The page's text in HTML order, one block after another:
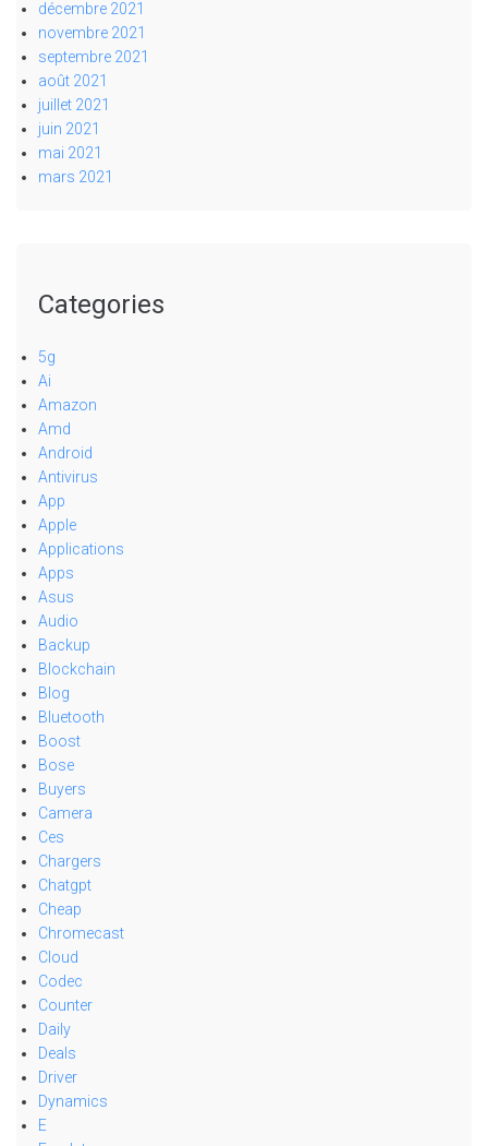
décembre 2021
novembre 2021
septembre 2021
août 2021
juillet 2021
juin 2021
mai 2021
mars 2021
Categories
5g
Ai
Amazon
Amd
Android
Antivirus
App
Apple
Applications
Apps
Asus
Audio
Backup
Blockchain
Blog
Bluetooth
Boost
Bose
Buyers
Camera
Ces
Chargers
Chatgpt
Cheap
Chromecast
Cloud
Codec
Counter
Daily
Deals
Driver
Dynamics
E